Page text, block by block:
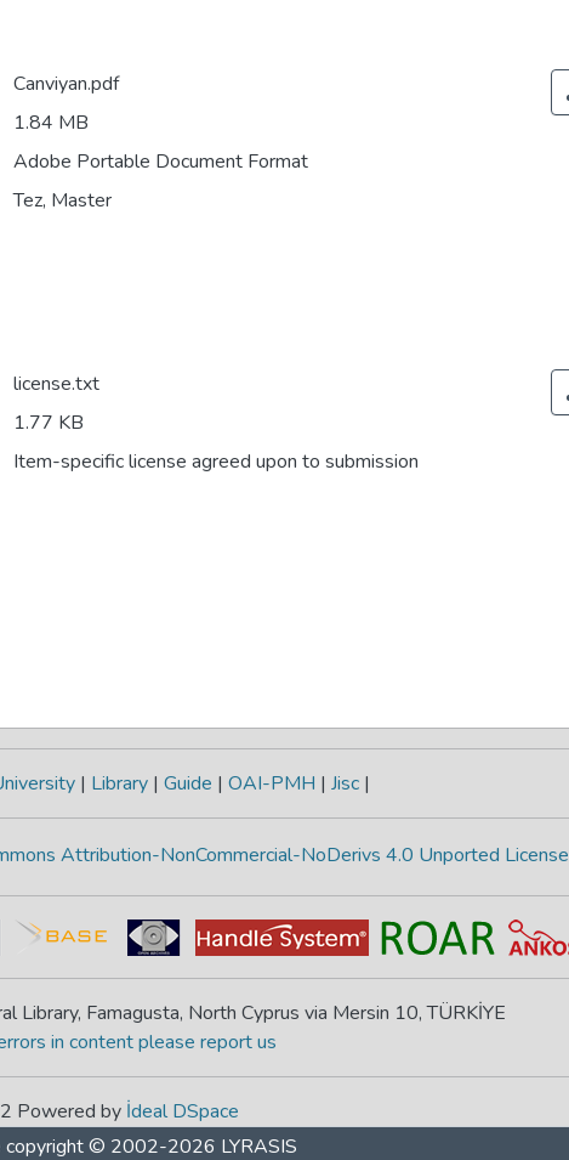
Canviyan.pdf
1.84 MB
Adobe Portable Document Format
Tez, Master
license.txt
1.77 KB
Item-specific license agreed upon to submission
| Library | Guide | OAI-PMH | Jisc |
Attribution-NonCommercial-NoDerivs 4.0 Unported License
Library, Famagusta, North Cyprus via Mersin 10, TÜRKİYE
in content please report us
Powered by İdeal DSpace
copyright © 2002-2026 LYRASIS